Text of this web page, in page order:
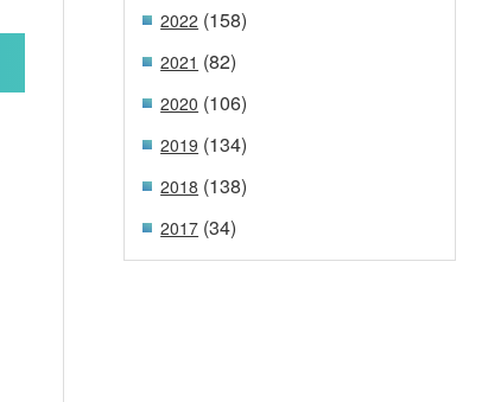
2022 (158)
2021 (82)
2020 (106)
2019 (134)
2018 (138)
2017 (34)